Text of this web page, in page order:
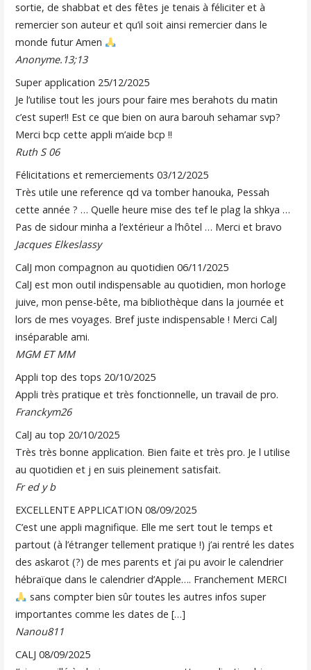
sortie, de shabbat et des fêtes je tenais à féliciter et à
remercier son auteur et qu’il soit ainsi remercier dans le
monde futur Amen
Anonyme.13;13
Super application 25/12/2025
Je l’utilise tout les jours pour faire mes berahots du matin
c’est super!! Est ce que bien on aura barouh sehamar svp?
Merci bcp cette appli m’aide bcp !!
Ruth S 06
Félicitations et remerciements03/12/2025
Très utile une reference qd va tomber hanouka, Pessah
cette année ? … Quelle heure mise des tef le plag la shkya …
Pas de sidour minha a l’extérieur a l’hôtel … Merci et bravo
Jacques Elkeslassy
CalJ mon compagnon au quotidien06/11/2025
CalJ est mon outil indispensable au quotidien, mon horloge
juive, mon pense-bête, ma bibliothèque dans la journée et
lors de mes voyages. Bref juste indispensable ! Merci CalJ
inséparable ami.
MGM ET MM
Appli top des tops 20/10/2025
Appli très pratique et très fonctionnelle, un travail de pro.
Franckym26
CalJ au top 20/10/2025
Très très bonne application. Bien faite et très pro. Je l utilise
au quotidien et j en suis pleinement satisfait.
Fr ed y b
EXCELLENTE APPLICATION08/09/2025
C’est une appli magnifique. Elle me sert tout le temps et
partout (à l’étranger tellement pratique !) j’ai rentré les dates
des askarot (?) de mes parents et j’ai pu avoir le calendrier
hébraïque dans le calendrier d’Apple…. Franchement MERCI
sans compter bien sûr toutes les autres infos super
importantes comme les dates de […]
Nanou811
CALJ08/09/2025